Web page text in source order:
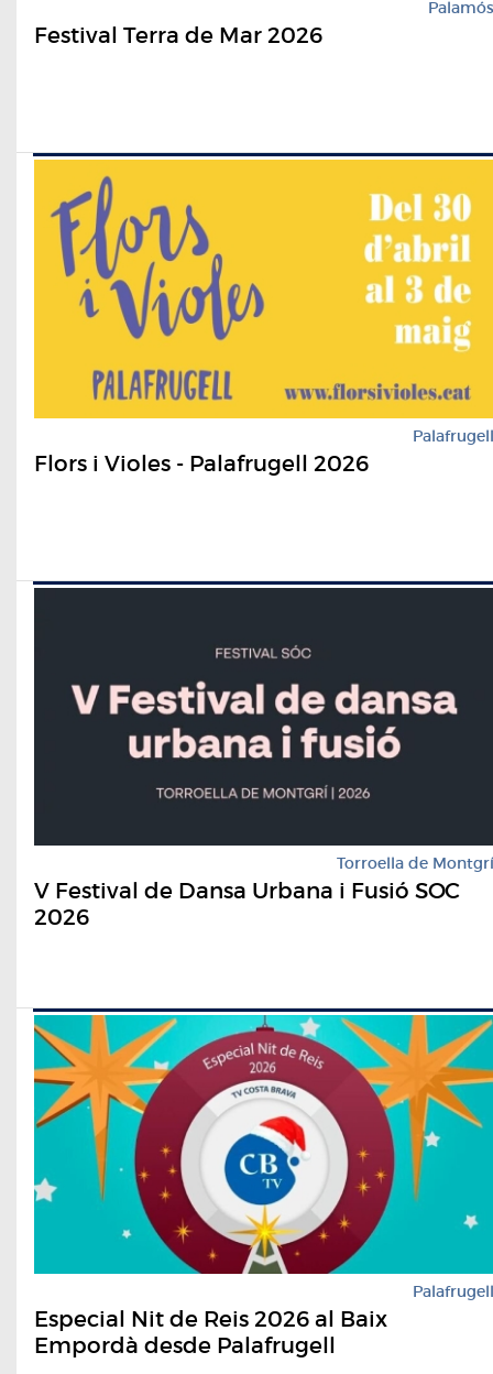
Palamós
Festival Terra de Mar 2026
Palafrugell
Flors i Violes - Palafrugell 2026
Torroella de Montgrí
V Festival de Dansa Urbana i Fusió SOC
2026
Palafrugell
Especial Nit de Reis 2026 al Baix
Empordà desde Palafrugell